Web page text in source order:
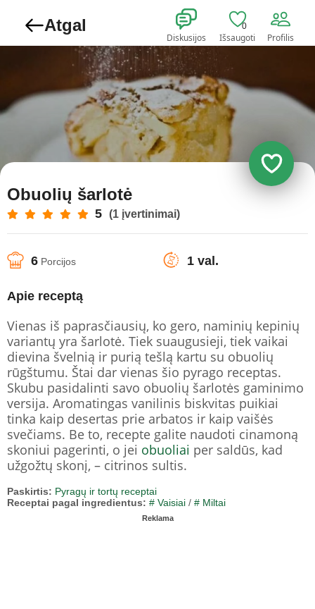
Atgal
Diskusijos
0
Išsaugoti Profilis
Obuolių šarlotė
5 (1 įvertinimai)
6 Porcijos 1 val.
Apie receptą
Vienas iš paprasčiausių, ko gero, naminių kepinių
variantų yra šarlotė. Tiek suaugusieji, tiek vaikai
dievina švelnią ir purią tešlą kartu su obuolių
rūgštumu. Štai dar vienas šio pyrago receptas.
Skubu pasidalinti savo obuolių šarlotės gaminimo
versija. Aromatingas vanilinis biskvitas puikiai
tinka kaip desertas prie arbatos ir kaip vaišės
svečiams. Be to, recepte galite naudoti cinamoną
skoniui pagerinti, o jei obuoliai per saldūs, kad
užgožtų skonį, – citrinos sultis.
Paskirtis: Pyragų ir tortų receptai
Receptai pagal ingredientus: # Vaisiai / # Miltai
Reklama